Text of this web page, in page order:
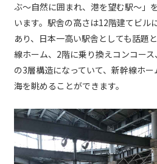
ぶ〜自然に囲まれ、港を望む駅～」
います。駅舎の高さは12階建てビル
あり、日本一高い駅舎としても話題
線ホーム、2階に乗り換えコンコー
の3層構造になっていて、新幹線ホ
海を眺めることができます。